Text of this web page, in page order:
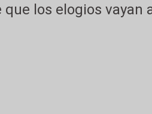
que los elogios vayan